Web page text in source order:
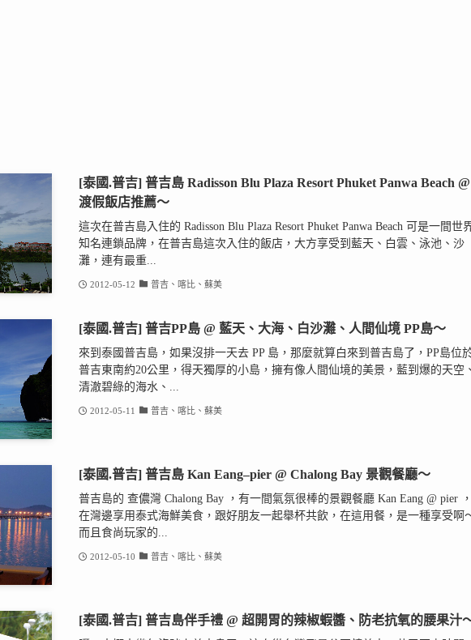
[泰國.普吉] 普吉島 Radisson Blu Plaza Resort Phuket Panwa Beach @
渡假飯店推薦～
這次在普吉島入住的 Radisson Blu Plaza Resort Phuket Panwa Beach 可是一間世
知名連鎖品牌，在普吉島這次入住的飯店，大方享受到藍天、白雲、泳池、沙
灘，連有最重...
2012-05-12 普吉、喀比、蘇美
[泰國.普吉] 普吉PP島 @ 藍天、大海、白沙灘、人間仙境 PP島～
來到泰國普吉島，如果沒排一天去 PP 島，那麼就算白來到普吉島了，PP島位
普吉東南約20公里，得天獨厚的小島，擁有像人間仙境的美景，藍到爆的天空、
清澈碧綠的海水、...
2012-05-11 普吉、喀比、蘇美
[泰國.普吉] 普吉島 Kan Eang–pier @ Chalong Bay 景觀餐廳～
普吉島的 查儂灣 Chalong Bay ，有一間氣氛很棒的景觀餐廳 Kan Eang @ pier ，
在灣邊享用泰式海鮮美食，跟好朋友一起舉杯共飲，在這用餐，是一種享受啊
而且食尚玩家的...
2012-05-10 普吉、喀比、蘇美
[泰國.普吉] 普吉島伴手禮 @ 超開胃的辣椒蝦醬、防老抗氧的腰果汁